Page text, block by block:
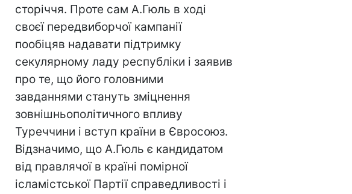
сторіччя. Проте сам А.Гюль в ході
своєї передвиборчої кампанії
пообіцяв надавати підтримку
секулярному ладу республіки і заявив
про те, що його головними
завданнями стануть зміцнення
зовнішньополітичного впливу
Туреччини і вступ країни в Євросоюз.
Відзначимо, що А.Гюль є кандидатом
від правлячої в країні помірної
ісламістської Партії справедливості і